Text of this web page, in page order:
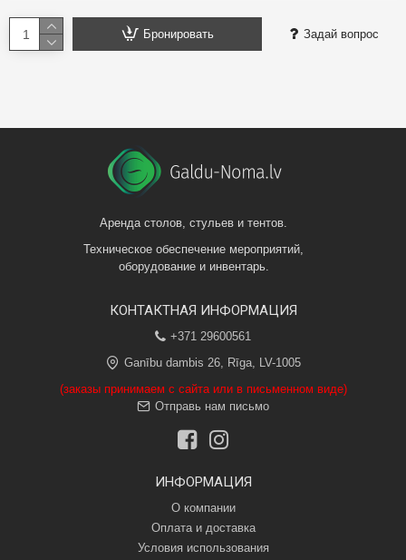
Бронировать Задай вопрос
Аренда столов, стульев и тентов.
Техническое обеспечение мероприятий,
оборудование и инвентарь.
КОНТАКТНАЯ ИНФОРМАЦИЯ
+371 29600561
Ganību dambis 26, Rīga, LV-1005
(заказы принимаем с сайта или в письменном виде)
Отправь нам письмо
ИНФОРМАЦИЯ
О компании
Оплата и доставка
Условия использования